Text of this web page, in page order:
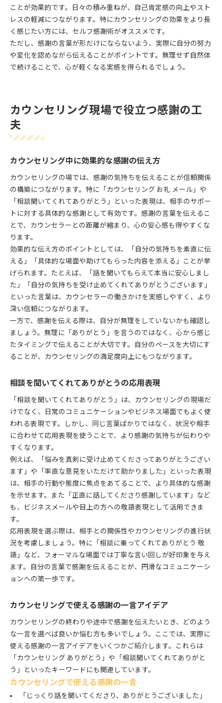
ことが効果的です。日々の積み重ねが、自己肯定感の向上やスト
レスの軽減につながります。特にカウンセリングの効果をより長
く感じたい方には、セルフ感謝術がオススメです。
ただし、感謝の言葉が形だけにならないよう、実際に自分の努力
や変化を認めながら伝えることがポイントです。無理せず自然体
で続けることで、心が軽くなる実感を得られるでしょう。
カウンセリング現場で役立つ感謝の工
夫
カウンセリング中に効果的な感謝の伝え方
カウンセリングの場では、感謝の気持ちを伝えることが信頼関係
の構築につながります。特に「カウンセリング お礼 メール」や
「相談聞いてくれてありがとう」といった表現は、相手のサポー
トに対する具体的な感謝として有効です。感謝の言葉を伝えるこ
とで、カウンセラーとの距離が縮まり、心の安心感も得やすくな
ります。
効果的な伝え方のポイントとしては、「自分の気持ちを素直に伝
える」「具体的な場面や助けてもらった内容を添える」ことが挙
げられます。たとえば、「話を聞いてもらえて本当に安心しまし
た」「自分の気持ちを受け止めてくれてありがとうございます」
といった言葉は、カウンセラーの働きかけを実感しやすく、より
深い信頼につながります。
一方で、感謝を伝える際は、自分が無理をしていないかも確認し
ましょう。無理に「ありがとう」を言うのではなく、心から感じ
たタイミングで伝えることが大切です。自分のペースを大切にす
ることが、カウンセリングの満足度向上にもつながります。
相談を聞いてくれてありがとうの応用表現
「相談を聞いてくれてありがとう」は、カウンセリングの現場だ
けでなく、日常のコミュニケーションやビジネス場面でもよく使
われる表現です。しかし、同じ言葉ばかりではなく、状況や相手
に合わせて応用表現を使うことで、より感謝の気持ちが伝わりや
すくなります。
例えば、「悩みを真剣に受け止めてくださってありがとうござい
ます」や「率直な意見をいただけて助かりました」といった表現
は、相手の行動や態度に焦点をあてることで、より具体的な感謝
を示せます。また「正直に話してくださり感謝しています」など
も、ビジネスメールや目上の方への敬語表現として活用できま
す。
応用表現を選ぶ際は、相手との関係性やカウンセリングの進行状
況を考慮しましょう。特に「相談に乗ってくれてありがとう 敬
語」など、フォーマルな場面では丁寧な言い回しが好印象を与え
ます。自分の言葉で感謝を伝えることが、円滑なコミュニケーシ
ョンへの第一歩です。
カウンセリングで使える感謝の一言アイデア
カウンセリングの終わりや途中で感謝を伝えたいとき、どのよう
な一言を選べば良いか悩む方も多いでしょう。ここでは、実際に
使える感謝の一言アイデアをいくつかご紹介します。これらは
「カウンセリング ありがとう」や「相談聞いてくれてありがと
う」といったキーワードにも関連しています。
カウンセリングで使える感謝の一言
「じっくり話を聞いてくださり、ありがとうございました」